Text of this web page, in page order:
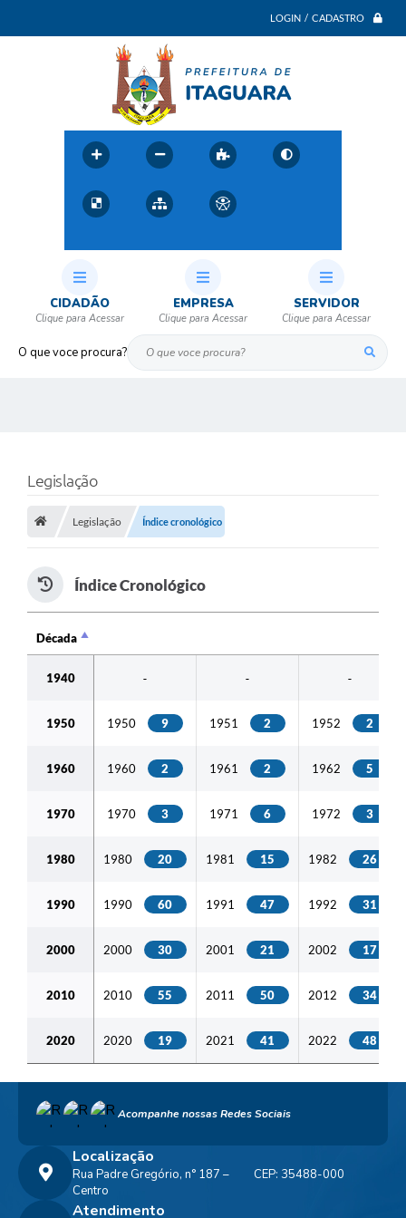
LOGIN / CADASTRO
O que voce procura?
CIDADÃO EMPRESA SERVIDOR
Legislação
Legislação Índice cronológico
Índice Cronológico
Década
1940
- - -
1950 1950 9 1951 2 1952 2
1960 1960 2 1961 2 1962 5
1970 1970 3 1971 6 1972 3
1980 1980 20 1981 15 1982 26
1990 1990 60 1991 47 1992 31
2000 2000 30 2001 21 2002 17
2010 2010 55 2011 50 2012 34
2020 2020 19 2021 41 2022 48
Acompanhe nossas Redes Sociais
Localização
Rua Padre Gregório, n° 187 –
Centro
CEP: 35488-000
Atendimento